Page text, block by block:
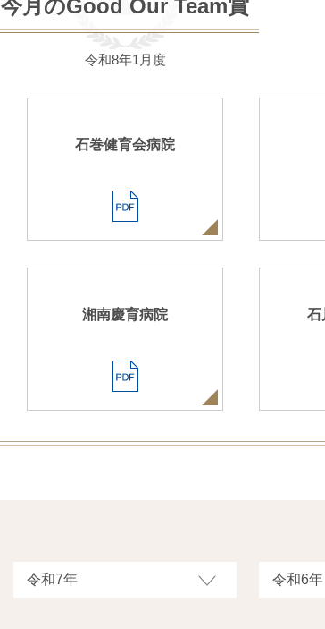
今月のGood Our Team賞
令和8年1月度
石巻健育会病院
湘南慶育病院 石